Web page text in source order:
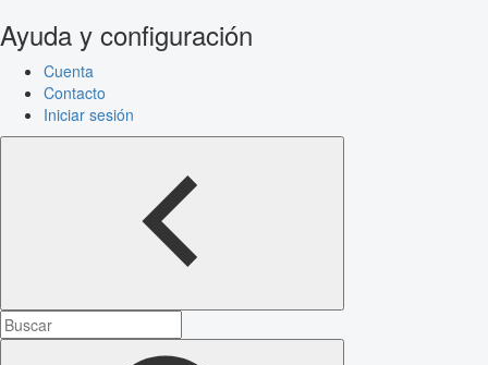
Ayuda y configuración
Cuenta
Contacto
Iniciar sesión